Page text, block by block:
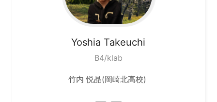
Yoshia Takeuchi
B4/klab
竹内 悦晶(岡崎北高校)